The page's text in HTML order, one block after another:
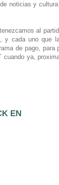
noticias y
al
y cada uno que
de pago, para
ya,
EN